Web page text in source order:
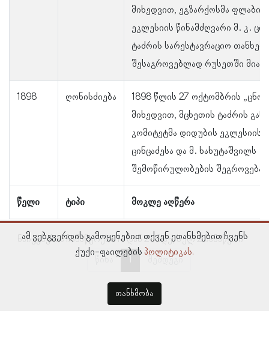
წელი ტიპი მოკლე აღწერა
მიხედვით, ეგზარქოსმა
ეკლესიის წინამძღვარი მ. კ.
ტაძრის სარესტავრაციო
შესაგროვებლად რუსეთში
1898 ღონისძიება
1898 წლის 27 ოქტომბრის
მიხედვით, მცხეთის ტაძრის
კომიტეტმა დიდუბის ეკლესიის
ცინცაძესა და მ. ხახუტაშვილს
შემოწირულობების შეგროვება
ნაჩვენებია ჩანაწერები 1–დან 2–მდე, სულ 2 ჩანაწერი
წინა
შემდეგი
ამ ვებგვერდის გამოყენებით თქვენ ეთანხმებით ჩვენს
ქუქი-ფაილების პოლიტიკას.
თანხმობა